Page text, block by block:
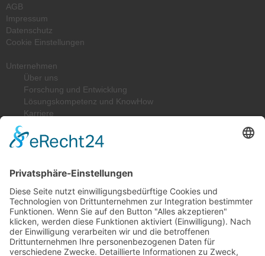
AGB
Impressum
Datenschutz
Cookie Einstellungen
Unternehmen
Über uns
Forschung und Entwicklung
Lösungskompetenz und KnowHow
Karriere
Downloads
Lösungen
Elastische Metalldichtungen
Wellendichtungen
Konstruktionsteile
Branchen